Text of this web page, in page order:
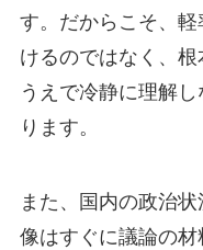
す。だからこそ、
けるのではなく、
うえで冷静に理解
ります。
また、国内の政治
像はすぐに議論の